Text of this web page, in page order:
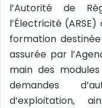
l’Autorité de
l’Électricité
formation
assurée par
main des
demandes
d’exploitation,